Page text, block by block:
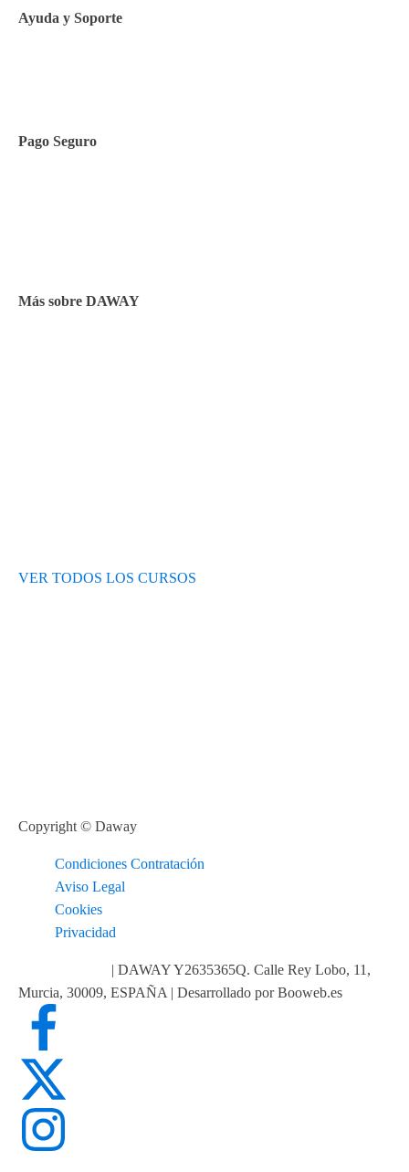
Ayuda y Soporte
Pago Seguro
Más sobre DAWAY
VER TODOS LOS CURSOS
Copyright © Daway
Condiciones Contratación
Aviso Legal
Cookies
Privacidad
| DAWAY Y2635365Q. Calle Rey Lobo, 11,
Murcia, 30009, ESPAÑA | Desarrollado por Booweb.es